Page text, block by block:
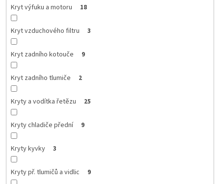
Kryt výfuku a motoru 18
Kryt vzduchového filtru 3
Kryt zadního kotouče 9
Kryt zadního tlumiče 2
Kryty a vodítka řetězu 25
Kryty chladiče přední 9
Kryty kyvky 3
Kryty př. tlumičů a vidlic 9